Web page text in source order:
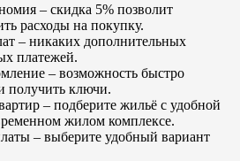
– скидка 5% позволит
расходы на покупку.
– никаких дополнительных
платежей.
– возможность быстро
получить ключи.
– подберите жильё с удобной
жилом комплексе.
– выберите удобный вариант